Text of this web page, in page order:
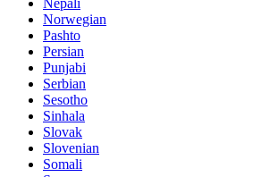
Nepali
Norwegian
Pashto
Persian
Punjabi
Serbian
Sesotho
Sinhala
Slovak
Slovenian
Somali